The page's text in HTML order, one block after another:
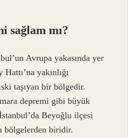
sağlam mı?
Avrupa yakasında yer
yakınlığı
taşıyan bir bölgedir.
depremi gibi büyük
Beyoğlu ilçesi
bölgelerden biridir.